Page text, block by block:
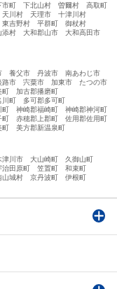
市町 下北山村 曽爾村
高取町
天川村 天理市
十津川村
東吉野村 平群町
御杖村
添村 大和郡山市
大和高田市
養父市 丹波市
南あわじ市
路市 宍粟市 加東市
たつの市
町
加古郡播磨町
川町
多可郡多可町
町
神崎郡福崎町
神崎郡神河町
町
赤穂郡上郡町
佐用郡佐用町
町
美方郡新温泉町
津川市 大山崎町
久御山町
治田原町 笠置町
和束町
山城村 京丹波町
伊根町